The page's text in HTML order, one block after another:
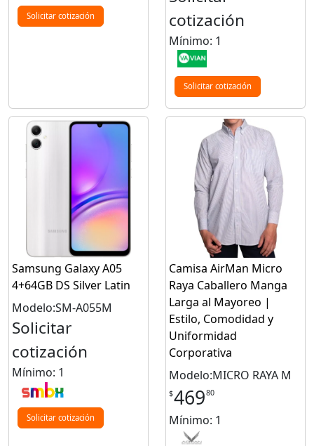
Solicitar cotización
cotización
Mínimo: 1
Solicitar cotización
Samsung Galaxy A05
4+64GB DS Silver Latin
Modelo:SM-A055M
Solicitar
cotización
Mínimo: 1
Solicitar cotización
Camisa AirMan Micro
Raya Caballero Manga
Larga al Mayoreo |
Estilo, Comodidad y
Uniformidad
Corporativa
Modelo:MICRO RAYA M
$46980
Mínimo: 1